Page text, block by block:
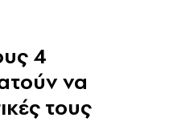
4
να
τους